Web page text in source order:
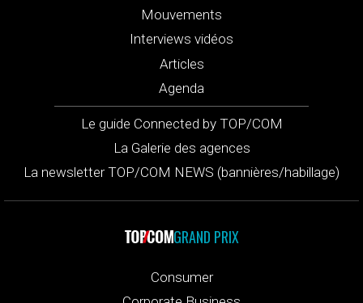
Mouvements
Interviews vidéos
Articles
Agenda
Le guide Connected by TOP/COM
La Galerie des agences
La newsletter TOP/COM NEWS (bannières/habillage)
GRAND PRIX
Consumer